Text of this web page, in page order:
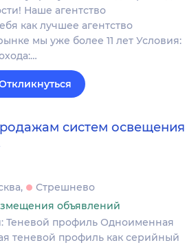
Наше агентство
как лучшее агентство
мы уже более 11 лет Условия:
систем освещения
Стрешнево
объявлений
Теневой профиль Одноименная
теневой профиль как серийный